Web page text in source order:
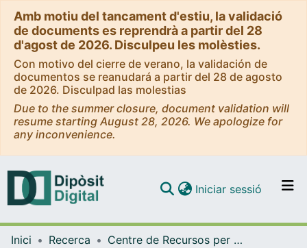
Amb motiu del tancament d'estiu, la validació
de documents es reprendrà a partir del 28
d'agost de 2026. Disculpeu les molèsties.
Con motivo del cierre de verano, la validación de
documentos se reanudará a partir del 28 de agosto
de 2026. Disculpad las molestias
Due to the summer closure, document validation will
resume starting August 28, 2026. We apologize for
any inconvenience.
Navega per tot el DD
Iniciar sessió (current)
Inici Recerca
Centre de Recursos per a l'Aprenentatge i la Investigació (CRAI-UB)